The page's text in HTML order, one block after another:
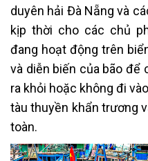
duyên hải Đà Nẵng và
kịp thời cho các chủ
đang hoạt động trên
và diễn biến của bão để
ra khỏi hoặc không đi
tàu thuyền khẩn trương
toàn.